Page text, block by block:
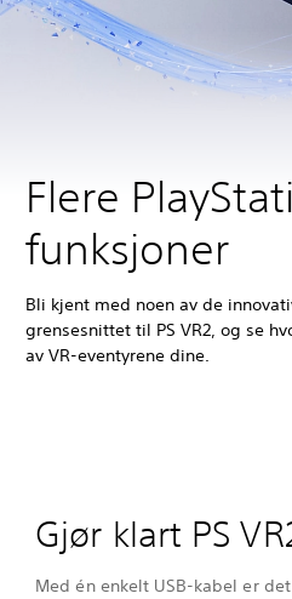
Flere
funksjoner
Bli kjent med noen av de
grensesnittet til PS VR2, og se
av VR-eventyrene dine.
Gjør klart PS
Med én enkelt USB-kabel er